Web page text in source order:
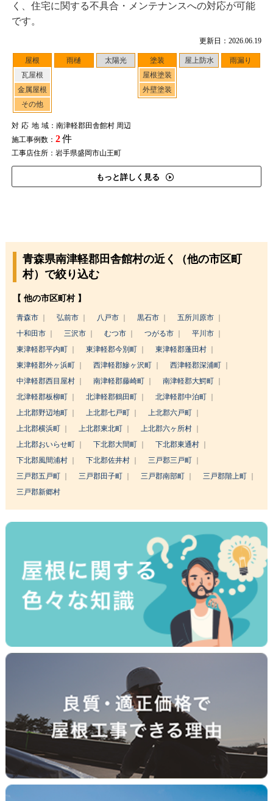
更新日：2026.06.19
屋根
瓦屋根
金属屋根
その他
雨樋 太陽光
塗装
屋根塗装
外壁塗装
屋上防水 雨漏り
対応地域：南津軽郡田舎館村 周辺
施工事例数： 2件
工事店住所：岩手県盛岡市山王町
もっと詳しく見る
く、住宅に関する不具合・メンテナンスへの対応が可能
です。
青森県南津軽郡田舎館村の近く（他の市区町
村）で絞り込む
【 他の市区町村 】
青森市 弘前市 八戸市 黒石市
五所川原市
十和田市
三沢市 むつ市 つがる市
平川市
東津軽郡平内町
東津軽郡今別町
東津軽郡蓬田村
東津軽郡外ヶ浜町
西津軽郡鰺ヶ沢町
西津軽郡深浦町
中津軽郡西目屋村
南津軽郡藤崎町
南津軽郡大鰐町
北津軽郡板柳町
北津軽郡鶴田町
北津軽郡中泊町
上北郡野辺地町
上北郡七戸町
上北郡六戸町
上北郡横浜町
上北郡東北町
上北郡六ヶ所村
上北郡おいらせ町
下北郡大間町
下北郡東通村
下北郡風間浦村
下北郡佐井村
三戸郡三戸町
三戸郡五戸町
三戸郡田子町 三戸郡南部町
三戸郡階上町
三戸郡新郷村